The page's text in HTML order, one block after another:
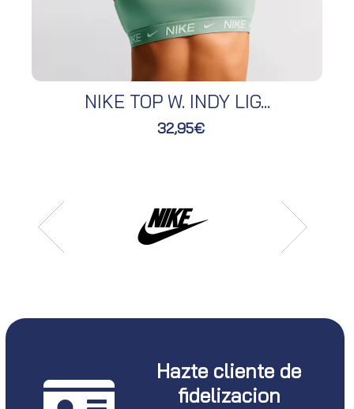
NIKE TOP W. INDY LIG...
32,95€
Hazte cliente de
fidelizacion